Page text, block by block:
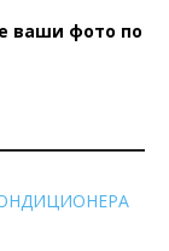
ваши фото по